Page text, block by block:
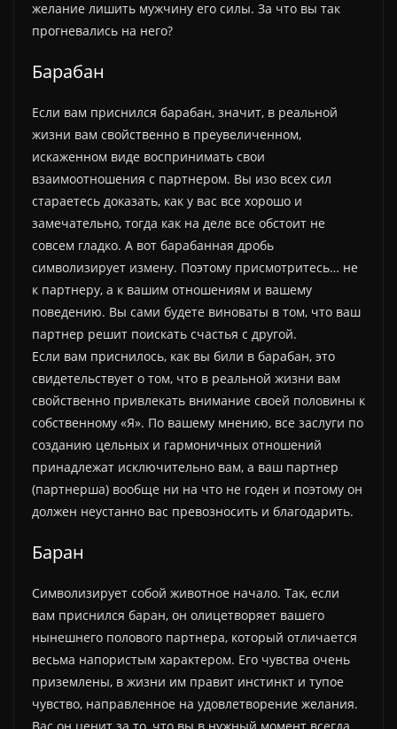
желание лишить мужчину его силы. За что вы так
прогневались на него?
Барабан
Если вам приснился барабан, значит, в реальной
жизни вам свойственно в преувеличенном,
искаженном виде воспринимать свои
взаимоотношения с партнером. Вы изо всех сил
стараетесь доказать, как у вас все хорошо и
замечательно, тогда как на деле все обстоит не
совсем гладко. А вот барабанная дробь
символизирует измену. Поэтому присмотритесь… не
к партнеру, а к вашим отношениям и вашему
поведению. Вы сами будете виноваты в том, что ваш
партнер решит поискать счастья с другой.
Если вам приснилось, как вы били в барабан, это
свидетельствует о том, что в реальной жизни вам
свойственно привлекать внимание своей половины к
собственному «Я». По вашему мнению, все заслуги по
созданию цельных и гармоничных отношений
принадлежат исключительно вам, а ваш партнер
(партнерша) вообще ни на что не годен и поэтому он
должен неустанно вас превозносить и благодарить.
Баран
Символизирует собой животное начало. Так, если
вам приснился баран, он олицетворяет вашего
нынешнего полового партнера, который отличается
весьма напористым характером. Его чувства очень
приземлены, в жизни им правит инстинкт и тупое
чувство, направленное на удовлетворение желания.